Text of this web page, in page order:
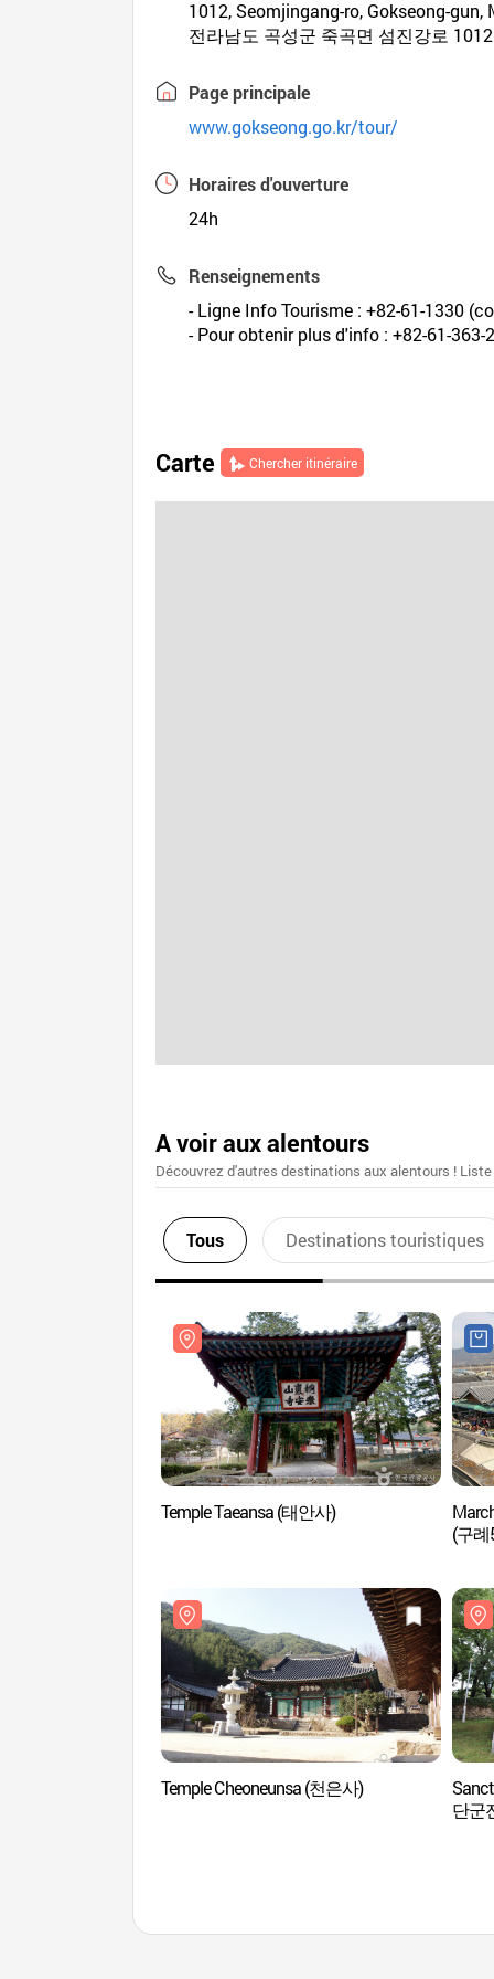
1012, Seomjingang-ro, Gokseong-
전라남도 곡성군 죽곡면 섬진강로 1012
Page principale
www.gokseong.go.kr/tour/
Horaires d'ouverture
24h
Renseignements
- Ligne Info Tourisme : +82-61-1330
- Pour obtenir plus d'info : +82-61-363-
Carte Chercher itinéraire
A voir aux alentours
Découvrez d'autres destinations aux alentours !
Tous Destinations touristiques
Temple Taeansa (태안사)
(구
Temple Cheoneunsa (천은사)
단군